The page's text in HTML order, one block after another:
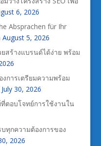
6, 2026
Absprachen für Ihr
August 5, 2026
สร้างแบรนด์ได้ง่าย พร้อม
การเตรียมความพร้อม
July 30, 2026
ตอบโจทย์การใช้งานใน
ทุกความต้องการของ
2026